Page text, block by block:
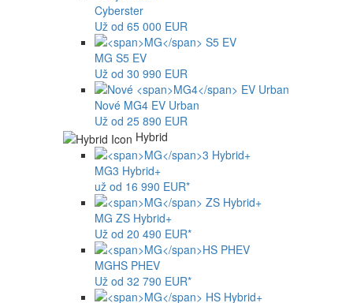
Cyberster
Už od 65 000 EUR
MG S5 EV
Už od 30 990 EUR
Nové MG4 EV Urban
Už od 25 890 EUR
Hybrid
MG3 Hybrid+
už od 16 990 EUR*
MG ZS Hybrid+
Už od 20 490 EUR*
MGHS PHEV
Už od 32 790 EUR*